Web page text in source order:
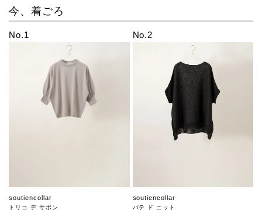
今、着ごろ
No.1
soutiencollar
トリコ デ サボン
No.2
soutiencollar
パテ ド ニット